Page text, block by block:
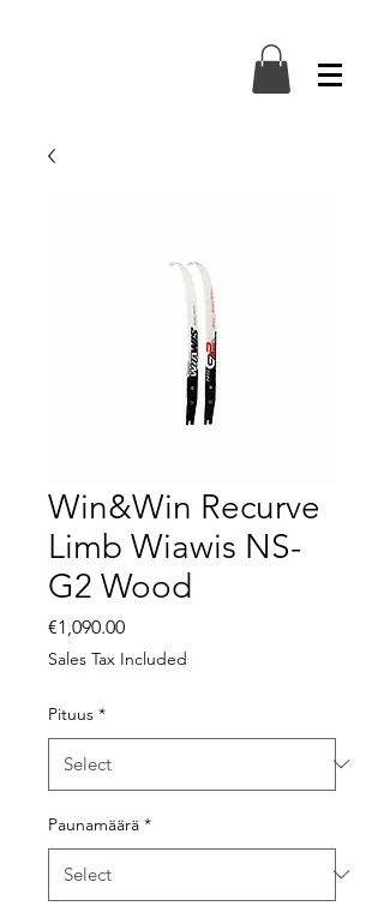
Win&Win Recurve
Limb Wiawis NS-
G2 Wood
€1,090.00Price
Sales Tax Included
Pituus *
Paunamäärä *